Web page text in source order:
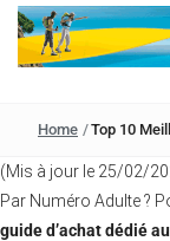
Home /Top 10
(Mis à jour le 25/02/
Par Numéro Adulte ?
guide d’achat dédié